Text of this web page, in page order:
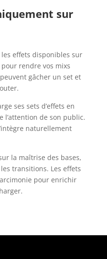
sur
effets disponibles sur
rendre vos mixs
gâcher un set et
ses sets d’effets en
l’attention de son public.
naturellement
la maîtrise des bases,
transitions. Les effets
pour enrichir